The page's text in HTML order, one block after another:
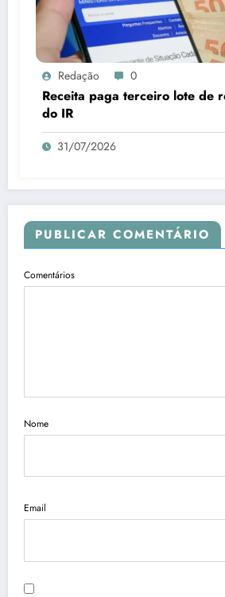
Redação 0
Receita paga terceiro lote de
do IR
31/07/2026
PUBLICAR COMENTÁRIO
Comentários
Nome
Email